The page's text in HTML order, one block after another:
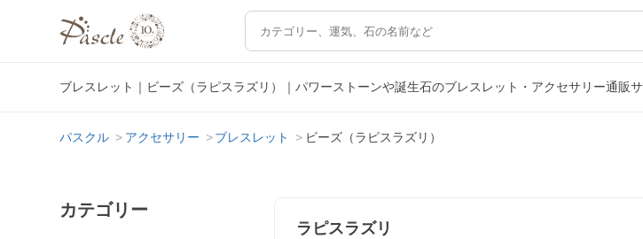
ブレスレット｜ビーズ（ラピスラズリ）｜パワーストーンや誕生石のブレスレット・アクセサリー通販
パスクル アクセサリー ブレスレット ビーズ（ラピスラズリ）
カテゴリー
ラピスラズリ